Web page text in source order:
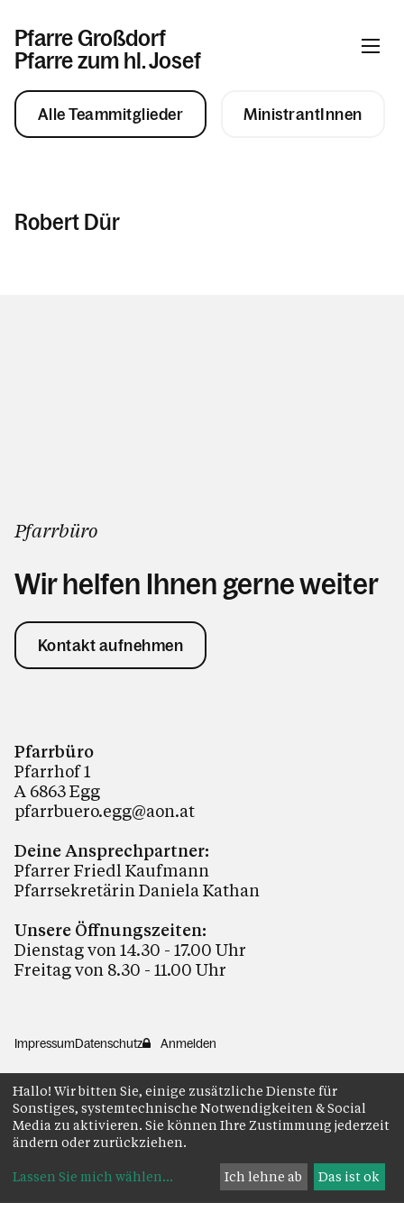
Pfarre Großdorf
Pfarre zum hl. Josef
Informationen
Gemeinschaft
Personen
Alle Teammitglieder MinistrantInnen
Robert Dür
Pfarrbüro
Wir helfen Ihnen gerne weiter
Kontakt aufnehmen
Pfarrbüro
Pfarrhof 1
A 6863 Egg
pfarrbuero.egg@aon.at
Deine Ansprechpartner:
Pfarrer Friedl Kaufmann
Pfarrsekretärin Daniela Kathan
Unsere Öffnungszeiten:
Dienstag von 14.30 - 17.00 Uhr
Freitag von 8.30 - 11.00 Uhr
ImpressumDatenschutz Anmelden
Hallo! Wir bitten Sie, einige zusätzliche Dienste für
Sonstiges, systemtechnische Notwendigkeiten & Social
Media zu aktivieren. Sie können Ihre Zustimmung jederzeit
ändern oder zurückziehen.
Lassen Sie mich wählen... Ich lehne ab Das ist ok